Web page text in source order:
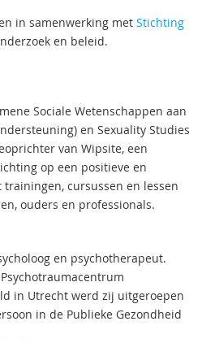
in samenwerking met Stichting
en beleid.
Sociale Wetenschappen aan
en Sexuality Studies
van Wipsite, een
op een positieve en
cursussen en lessen
ouders en professionals.
en psychotherapeut.
in Utrecht werd zij uitgeroepen
in de Publieke Gezondheid